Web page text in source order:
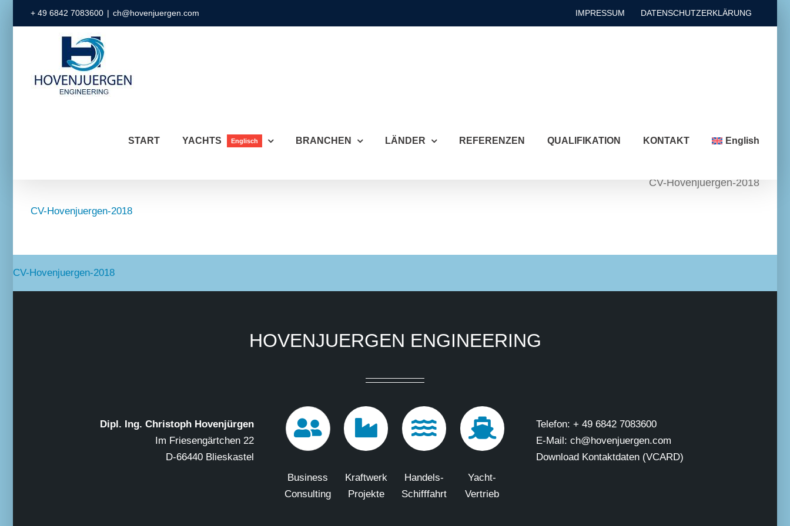
Inhalt
+ 49 6842 7083600 | ch@hovenjuergen.com IMPRESSUM DATENSCHUTZERKLÄRUNG
START YACHTS Englisch BRANCHEN LÄNDER REFERENZEN QUALIFIKATION KONTAKT English
CV-Hovenjuergen-2018
CV-Hovenjuergen-2018
CV-Hovenjuergen-2018
HOVENJUERGEN ENGINEERING
Dipl. Ing. Christoph Hovenjürgen
Im Friesengärtchen 22
D-66440 Blieskastel
Business
Consulting
Kraftwerk
Projekte
Handels-
Schifffahrt
Yacht-
Vertrieb
Telefon: + 49 6842 7083600
E-Mail: ch@hovenjuergen.com
Download Kontaktdaten (VCARD)